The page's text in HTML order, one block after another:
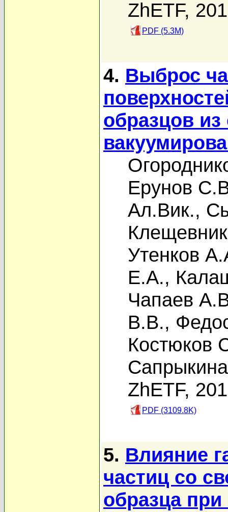
ZhETF,
PDF (5.3M)
4. Выброс
образцов
Ерунов
Ал.Вик.,
Утенков
Е.А.,
Чапаев
В.В.,
Костюков
ZhETF,
PDF (3109.8K)
5. Влияние
частиц со
образца